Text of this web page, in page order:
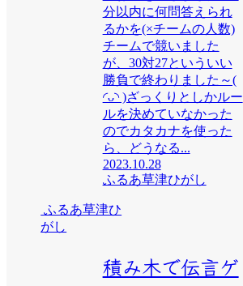
分以内に何問答えられ
るかを(×チームの人数)
チームで競いました
が、30対27といういい
勝負で終わりました～(
◜ᴗ◝ )ざっくりとしかルー
ルを決めていなかった
のでカタカナを使った
ら、どうなる...
2023.10.28
ふるあ草津ひがし
ふるあ草津ひ
がし
積み木で伝言ゲ